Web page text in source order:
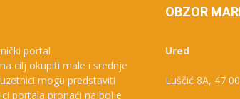
portal
cilj okupiti male i srednje
mogu predstaviti
portala pronaći najbolje
OBZOR
Ured
Luščić 8A, 47